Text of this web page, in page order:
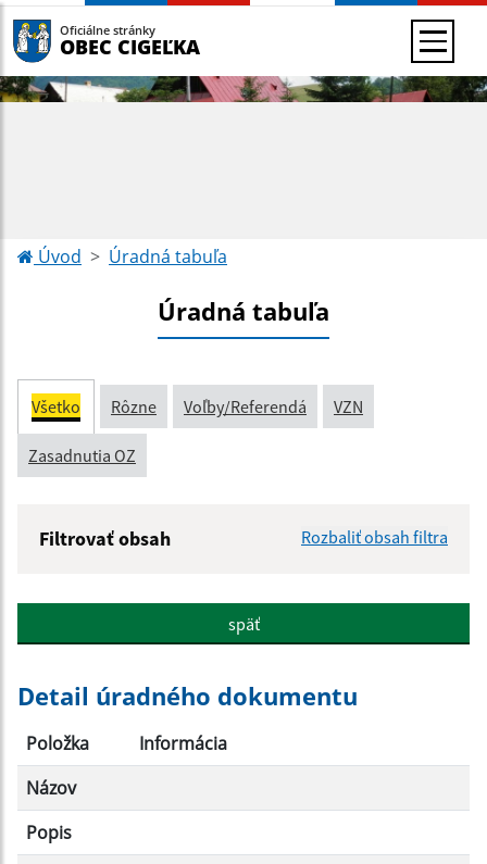
Oficiálne stránky
OBEC CIGEĽKA
Úvod Úradná tabuľa
Úradná tabuľa
Všetko Rôzne Voľby/Referendá VZN
Zasadnutia OZ
Filtrovať obsah Rozbaliť obsah filtra
Popis:
Dátum zverejnenia do:
späť
Detail úradného dokumentu
Položka
Informácia
Názov
Popis